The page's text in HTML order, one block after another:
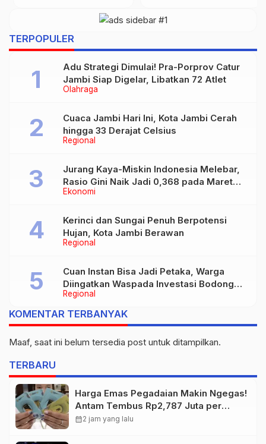
TERPOPULER
Olahraga
Adu Strategi Dimulai! Pra-Porprov Catur
Jambi Siap Digelar, Libatkan 72 Atlet
Regional
Cuaca Jambi Hari Ini, Kota Jambi Cerah
hingga 33 Derajat Celsius
Ekonomi
Jurang Kaya-Miskin Indonesia Melebar,
Rasio Gini Naik Jadi 0,368 pada Maret
2026
Regional
Kerinci dan Sungai Penuh Berpotensi
Hujan, Kota Jambi Berawan
Regional
Cuan Instan Bisa Jadi Petaka, Warga
Diingatkan Waspada Investasi Bodong
dan Judi Online
KOMENTAR TERBANYAK
Maaf, saat ini belum tersedia post untuk ditampilkan.
TERBARU
Harga Emas Pegadaian Makin Ngegas!
Antam Tembus Rp2,787 Juta per
Gram
calendar_month2 jam yang lalu